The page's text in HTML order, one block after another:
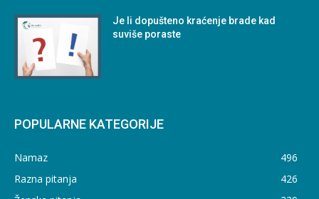
Je li dopušteno kraćenje brade kad
suviše poraste
POPULARNE KATEGORIJE
Namaz
496
Razna pitanja
426